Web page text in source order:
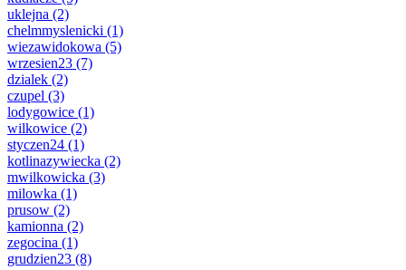
uklejna (2)
chelmmyslenicki (1)
wiezawidokowa (5)
wrzesien23 (7)
dzialek (2)
czupel (3)
lodygowice (1)
wilkowice (2)
styczen24 (1)
kotlinazywiecka (2)
mwilkowicka (3)
milowka (1)
prusow (2)
kamionna (2)
zegocina (1)
grudzien23 (8)